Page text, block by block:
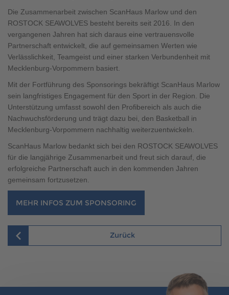
Brauchen Sie Hilfe?
038221 4000
MUSTERHAUS FINDEN
Die Zusammenarbeit zwischen ScanHaus Marlow und den
ROSTOCK SEAWOLVES besteht bereits seit 2016. In den
vergangenen Jahren hat sich daraus eine vertrauensvolle
Partnerschaft entwickelt, die auf gemeinsamen Werten wie
Verlässlichkeit, Teamgeist und einer starken Verbundenheit mit
Mecklenburg-Vorpommern basiert.
Mit der Fortführung des Sponsorings bekräftigt ScanHaus Marlow
sein langfristiges Engagement für den Sport in der Region. Die
Unterstützung umfasst sowohl den Profibereich als auch die
Nachwuchsförderung und trägt dazu bei, den Basketball in
Mecklenburg-Vorpommern nachhaltig weiterzuentwickeln.
ScanHaus Marlow bedankt sich bei den ROSTOCK SEAWOLVES
für die langjährige Zusammenarbeit und freut sich darauf, die
erfolgreiche Partnerschaft auch in den kommenden Jahren
gemeinsam fortzusetzen.
MEHR INFOS ZUM SPONSORING
Zurück